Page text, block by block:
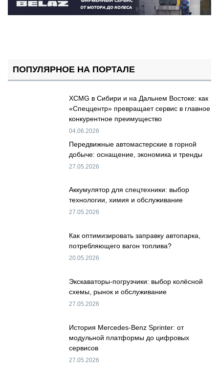
ПОПУЛЯРНОЕ НА ПОРТАЛЕ
XCMG в Сибири и на Дальнем Востоке: как
«Спеццентр» превращает сервис в главное
конкурентное преимущество
04.06.2026
Передвижные автомастерские в горной
добыче: оснащение, экономика и тренды
27.05.2026
Аккумулятор для спецтехники: выбор
технологии, химия и обслуживание
27.05.2026
Как оптимизировать заправку автопарка,
потребляющего вагон топлива?
20.05.2026
Экскаваторы-погрузчики: выбор колёсной
схемы, рынок и обслуживание
27.05.2026
История Mercedes-Benz Sprinter: от
модульной платформы до цифровых
сервисов
27.05.2026